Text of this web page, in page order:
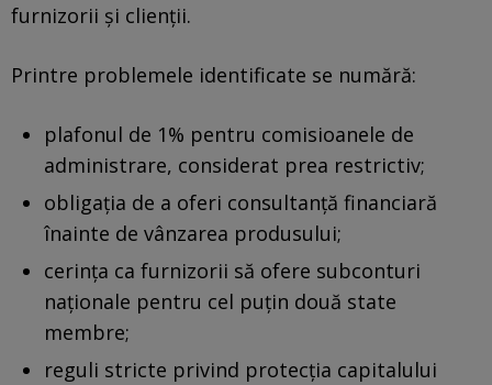
furnizorii și clienții.
Printre problemele identificate se numără:
plafonul de 1% pentru comisioanele de
administrare, considerat prea restrictiv;
obligația de a oferi consultanță financiară
înainte de vânzarea produsului;
cerința ca furnizorii să ofere subconturi
naționale pentru cel puțin două state
membre;
reguli stricte privind protecția capitalului